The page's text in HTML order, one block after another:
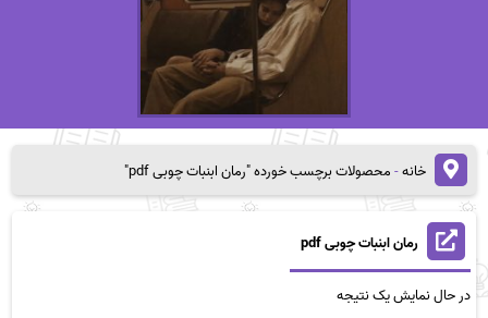
خانه-محصولات برچسب خورده "رمان ابنبات چوبی pdf"
رمان ابنبات چوبی pdf
در حال نمایش یک نتیجه